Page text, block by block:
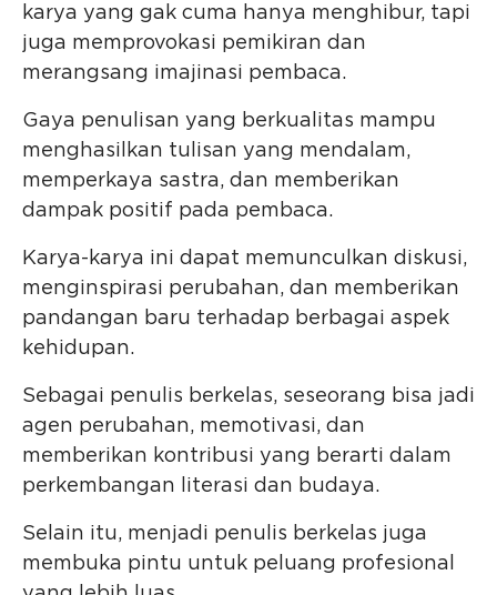
karya yang gak cuma hanya menghibur, tapi
juga memprovokasi pemikiran dan
merangsang imajinasi pembaca.
Gaya penulisan yang berkualitas mampu
menghasilkan tulisan yang mendalam,
memperkaya sastra, dan memberikan
dampak positif pada pembaca.
Karya-karya ini dapat memunculkan diskusi,
menginspirasi perubahan, dan memberikan
pandangan baru terhadap berbagai aspek
kehidupan.
Sebagai penulis berkelas, seseorang bisa jadi
agen perubahan, memotivasi, dan
memberikan kontribusi yang berarti dalam
perkembangan literasi dan budaya.
Selain itu, menjadi penulis berkelas juga
membuka pintu untuk peluang profesional